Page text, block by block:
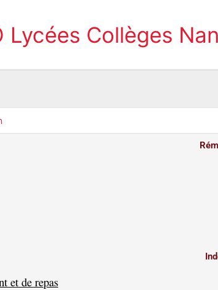
Lycées Collèges
et de repas